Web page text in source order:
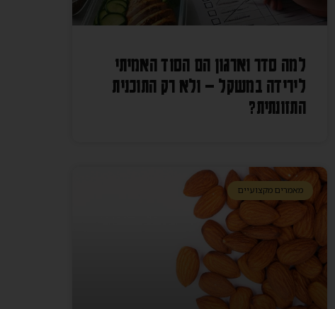
למה סדר וארגון הם הסוד האמיתי
לירידה במשקל – ולא רק התוכנית
התזונתית?
מאמרים מקצועיים